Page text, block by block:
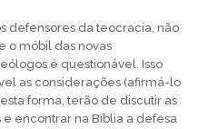
defensores da teocracia, não
o móbil das novas
é questionável. Isso
as considerações (afirmá-lo
forma, terão de discutir as
encontrar na Bíblia a defesa